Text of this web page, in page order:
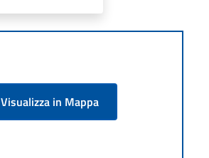
Visualizza in Mappa